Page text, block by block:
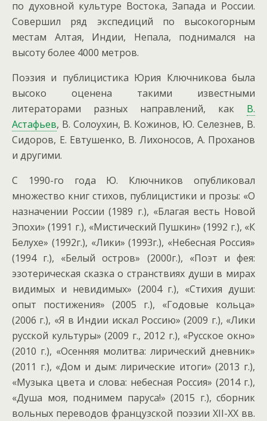
по духовной культуре Востока, Запада и России.
Совершил ряд экспедиций по высокогорным
местам Алтая, Индии, Непала, поднимался на
высоту более 4000 метров.
Поэзия и публицистика Юрия Ключникова была
высоко оценена такими известными
литераторами разных направлений, как В.
Астафьев, В. Солоухин, В. Кожинов, Ю. Селезнев, В.
Сидоров, Е. Евтушенко, В. Лихоносов, А. Проханов
и другими.
С 1990-го года Ю. Ключников опубликовал
множество книг стихов, публицистики и прозы: «О
назначении России (1989 г.), «Благая весть Новой
Эпохи» (1991 г.), «Мистический Пушкин» (1992 г.), «К
Белухе» (1992г.), «Лики» (1993г.), «Небесная Россия»
(1994 г.), «Белый остров» (2000г.), «Поэт и фея:
эзотерическая сказка о странствиях души в мирах
видимых и невидимых» (2004 г.), «Стихия души:
опыт постижения» (2005 г.), «Годовые кольца»
(2006 г.), «Я в Индии искал Россию» (2009 г.), «Лики
русской культуры» (2009 г., 2012 г.), «Русское окно»
(2010 г.), «Осенняя молитва: лирический дневник»
(2011 г.), «Дом и дым: лирические итоги» (2013 г.),
«Музыка цвета и слова: небесная Россия» (2014 г.),
«Душа моя, поднимем паруса!» (2015 г.), сборник
вольных переводов французской поэзии XII-XX вв.